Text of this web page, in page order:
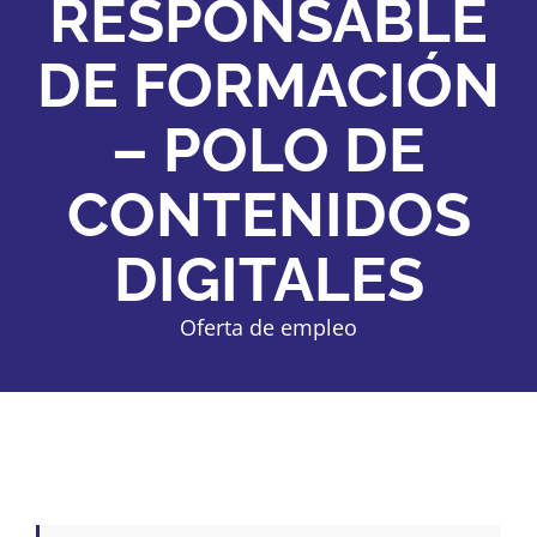
Institucional y Organizativa
Planes y Programas
Compromiso
Datos Financieros
RESPONSABLE
DE FORMACIÓN
– POLO DE
CONTENIDOS
DIGITALES
Oferta de empleo